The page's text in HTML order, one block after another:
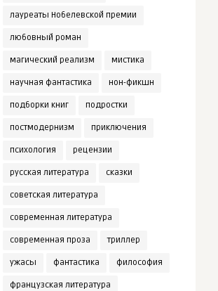
лауреаты Нобелевской премии
любовный роман
магический реализм мистика
научная фантастика нон-фикшн
подборки книг подростки
постмодернизм приключения
психология рецензии
русская литература сказки
советская литература
современная литература
современная проза триллер
ужасы фантастика философия
французская литература